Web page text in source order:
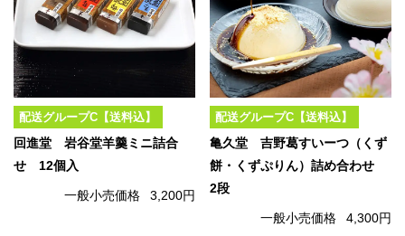
配送グループC【送料込】
回進堂 岩谷堂羊羹ミニ詰合
せ 12個入
一般小売価格 3,200円
配送グループC【送料込】
亀久堂 吉野葛すいーつ（くず
餅・くずぷりん）詰め合わせ
2段
一般小売価格 4,300円